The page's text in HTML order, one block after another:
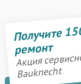
Получите
ремонт
Акция
Bauknecht